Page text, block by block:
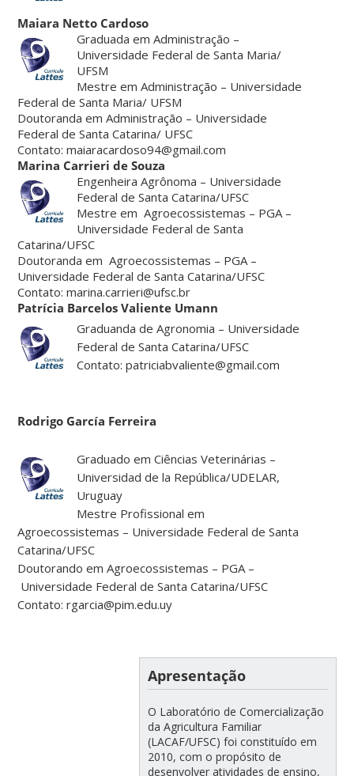
Maiara Netto Cardoso
Graduada em Administração –
Universidade Federal de Santa Maria/
UFSM
Mestre em Administração – Universidade
Federal de Santa Maria/ UFSM
Doutoranda em Administração – Universidade
Federal de Santa Catarina/ UFSC
Contato: maiaracardoso94@gmail.com
Marina Carrieri de Souza
Engenheira Agrônoma – Universidade
Federal de Santa Catarina/UFSC
Mestre em Agroecossistemas – PGA –
Universidade Federal de Santa
Catarina/UFSC
Doutoranda em Agroecossistemas – PGA –
Universidade Federal de Santa Catarina/UFSC
Contato: marina.carrieri@ufsc.br
Patrícia Barcelos Valiente Umann
Graduanda de Agronomia – Universidade
Federal de Santa Catarina/UFSC
Contato: patriciabvaliente@gmail.com
Rodrigo García Ferreira
Graduado em Ciências Veterinárias –
Universidad de la República/UDELAR,
Uruguay
Mestre Profissional em
Agroecossistemas – Universidade Federal de Santa
Catarina/UFSC
Doutorando em Agroecossistemas – PGA –
Universidade Federal de Santa Catarina/UFSC
Contato: rgarcia@pim.edu.uy
Apresentação
O Laboratório de Comercialização
da Agricultura Familiar
(LACAF/UFSC) foi constituído em
2010, com o propósito de
desenvolver atividades de ensino,